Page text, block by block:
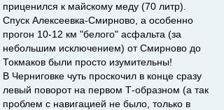
приценился к майскому меду (70 литр).
Спуск Алексеевка-Смирново, а особенно
прогон 10-12 км "белого" асфальта (за
небольшим исключением) от Смирново до
Токмаков были просто изумительны!
В Черниговке чуть проскочил в конце сразу
левый поворот на первом Т-образном (а так
проблем с навигацией не было, только в